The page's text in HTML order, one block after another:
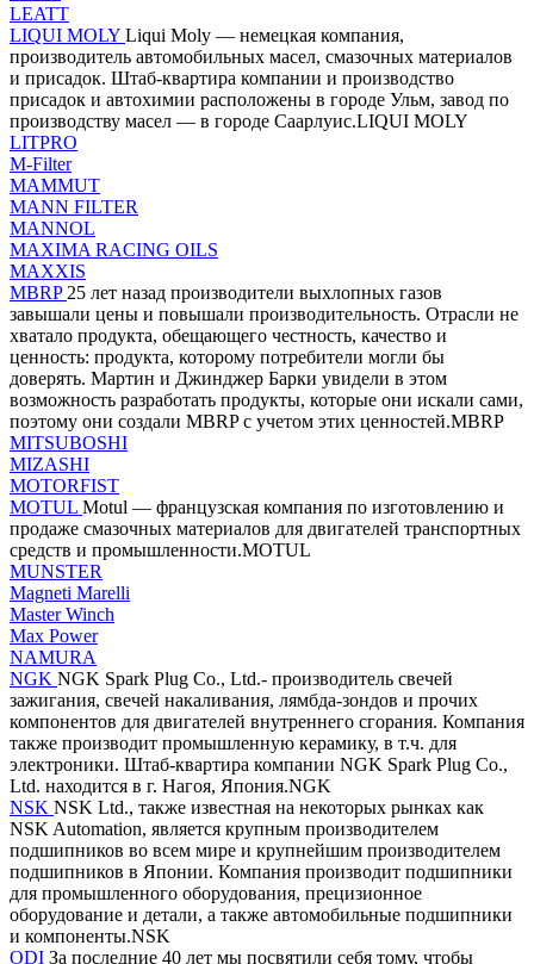
LEATT
LIQUI MOLY Liqui Moly — немецкая компания,
производитель автомобильных масел, смазочных материалов
и присадок. Штаб-квартира компании и производство
присадок и автохимии расположены в городе Ульм, завод по
производству масел — в городе Саарлуис.LIQUI MOLY
LITPRO
M-Filter
MAMMUT
MANN FILTER
MANNOL
MAXIMA RACING OILS
MAXXIS
MBRP 25 лет назад производители выхлопных газов
завышали цены и повышали производительность. Отрасли не
хватало продукта, обещающего честность, качество и
ценность: продукта, которому потребители могли бы
доверять. Мартин и Джинджер Барки увидели в этом
возможность разработать продукты, которые они искали сами,
поэтому они создали MBRP с учетом этих ценностей.MBRP
MITSUBOSHI
MIZASHI
MOTORFIST
MOTUL Motul — французская компания по изготовлению и
продаже смазочных материалов для двигателей транспортных
средств и промышленности.MOTUL
MUNSTER
Magneti Marelli
Master Winch
Max Power
NAMURA
NGK NGK Spark Plug Co., Ltd.- производитель свечей
зажигания, свечей накаливания, лямбда-зондов и прочих
компонентов для двигателей внутреннего сгорания. Компания
также производит промышленную керамику, в т.ч. для
электроники. Штаб-квартира компании NGK Spark Plug Co.,
Ltd. находится в г. Нагоя, Япония.NGK
NSK NSK Ltd., также известная на некоторых рынках как
NSK Automation, является крупным производителем
подшипников во всем мире и крупнейшим производителем
подшипников в Японии. Компания производит подшипники
для промышленного оборудования, прецизионное
оборудование и детали, а также автомобильные подшипники
и компоненты.NSK
ODI За последние 40 лет мы посвятили себя тому, чтобы